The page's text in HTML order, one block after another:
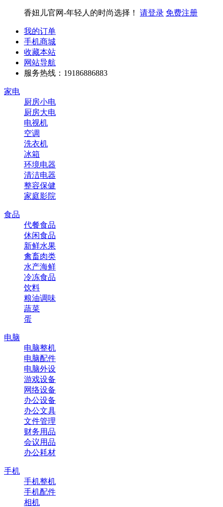
香妞儿官网-年轻人的时尚选择！ 请登录 免费注册
我的订单
手机商城
收藏本站
网站导航
服务热线：19186886883
家电
厨房小电
厨房大电
电视机
空调
洗衣机
冰箱
环境电器
清洁电器
整容保健
家庭影院
食品
代餐食品
休闲食品
新鲜水果
禽畜肉类
水产海鲜
冷冻食品
饮料
粮油调味
蔬菜
蛋
电脑
电脑整机
电脑配件
电脑外设
游戏设备
网络设备
办公设备
办公文具
文件管理
财务用品
会议用品
办公耗材
手机
手机整机
手机配件
相机